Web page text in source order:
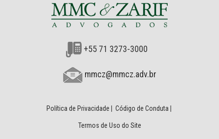
+55 71 3273-3000
mmcz@mmcz.adv.br
Política de Privacidade Código de Conduta
Termos de Uso do Site